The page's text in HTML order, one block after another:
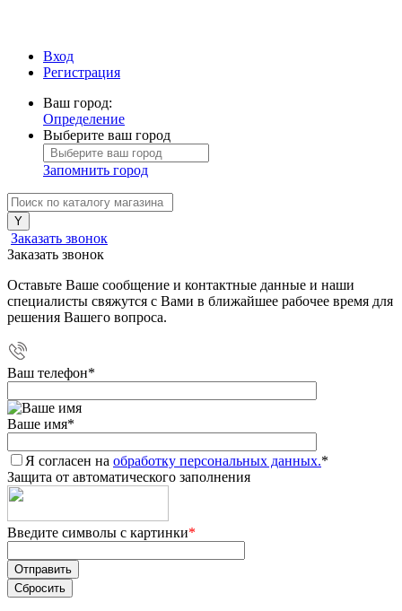
Вход
Регистрация
Ваш город:
Определение
Выберите ваш город
Запомнить город
Заказать звонок
Заказать звонок
Оставьте Ваше сообщение и контактные данные и наши
специалисты свяжутся с Вами в ближайшее рабочее время для
решения Вашего вопроса.
Ваш телефон*
Ваше имя*
Я согласен на обработку персональных данных.*
Защита от автоматического заполнения
Введите символы с картинки*